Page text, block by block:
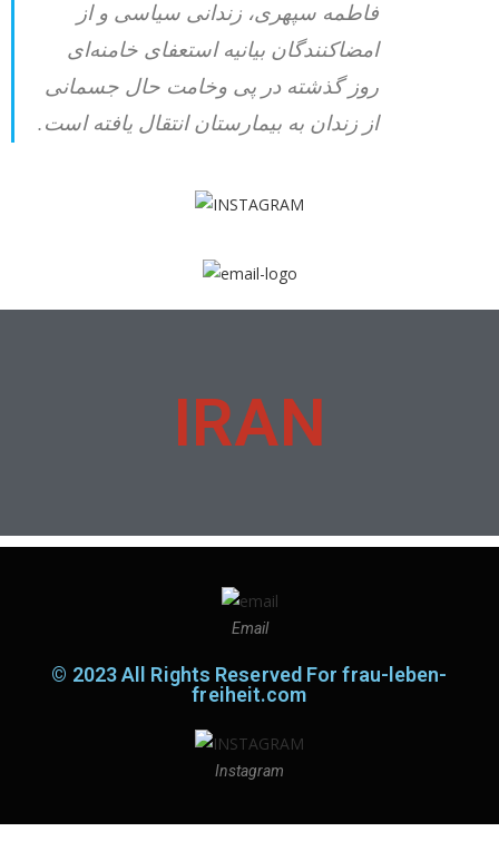
فاطمه سپهری، زندانی سیاسی و از
امضاکنندگان بیانیه استعفای خامنه‌ای
روز گذشته در پی وخامت حال جسمانی
از زندان به بیمارستان انتقال یافته است.
IRAN
Email
© 2023 All Rights Reserved For frau-leben-
freiheit.com
Instagram